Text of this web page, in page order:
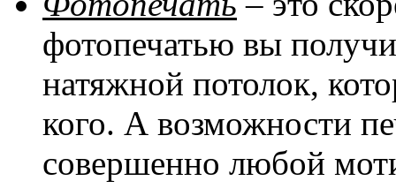
фотопечатью вы
натяжной потолок,
кого. А возможности
совершенно любой